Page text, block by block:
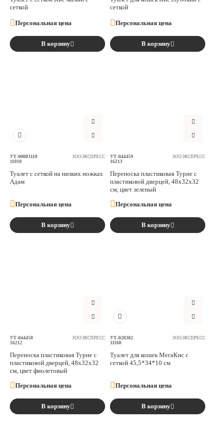
сеткой
Персональная цена
В корзину
сеткой
Персональная цена
В корзину
УТ-00003110
11010
ЗООЭКСПРЕСС
Туалет с сеткой на низких ножках
Адам
Персональная цена
В корзину
УТ-044459
16213
ЗООЭКСПРЕСС
Переноска пластиковая Турне с
пластиковой дверцей, 48х32х32
см, цвет зеленый
Персональная цена
В корзину
УТ-044458
16212
ЗООЭКСПРЕСС
Переноска пластиковая Турне с
пластиковой дверцей, 48х32х32
см, цвет фиолетовый
Персональная цена
В корзину
УТ-028382
11160
ЗООЭКСПРЕСС
Туалет для кошек МегаКис с
сеткой 45,5*34*10 см
Персональная цена
В корзину